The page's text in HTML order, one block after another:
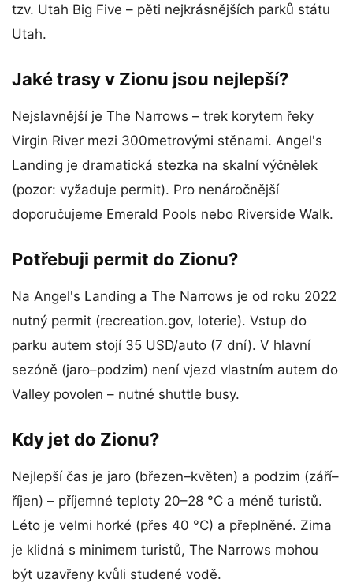
tzv. Utah Big Five – pěti nejkrásnějších parků státu
Utah.
Jaké trasy v Zionu jsou nejlepší?
Nejslavnější je The Narrows – trek korytem řeky
Virgin River mezi 300metrovými stěnami. Angel's
Landing je dramatická stezka na skalní výčnělek
(pozor: vyžaduje permit). Pro nenáročnější
doporučujeme Emerald Pools nebo Riverside Walk.
Potřebuji permit do Zionu?
Na Angel's Landing a The Narrows je od roku 2022
nutný permit (recreation.gov, loterie). Vstup do
parku autem stojí 35 USD/auto (7 dní). V hlavní
sezóně (jaro–podzim) není vjezd vlastním autem do
Valley povolen – nutné shuttle busy.
Kdy jet do Zionu?
Nejlepší čas je jaro (březen–květen) a podzim (září–
říjen) – příjemné teploty 20–28 °C a méně turistů.
Léto je velmi horké (přes 40 °C) a přeplněné. Zima
je klidná s minimem turistů, The Narrows mohou
být uzavřeny kvůli studené vodě.